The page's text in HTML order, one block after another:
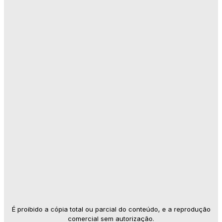
É proibido a cópia total ou parcial do conteúdo, e a reprodução
comercial sem autorização.